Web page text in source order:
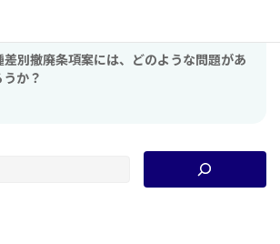
差別撤廃条項案には、どのような問題があ
か？